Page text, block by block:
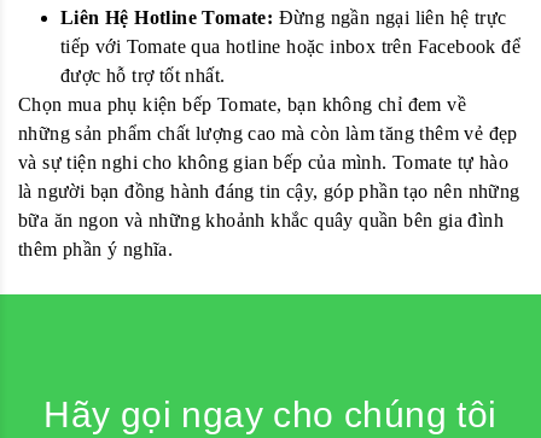
Liên Hệ Hotline Tomate: Đừng ngần ngại liên hệ trực
tiếp với Tomate qua hotline hoặc inbox trên Facebook để
được hỗ trợ tốt nhất.
Chọn mua phụ kiện bếp Tomate, bạn không chỉ đem về
những sản phẩm chất lượng cao mà còn làm tăng thêm vẻ đẹp
và sự tiện nghi cho không gian bếp của mình. Tomate tự hào
là người bạn đồng hành đáng tin cậy, góp phần tạo nên những
bữa ăn ngon và những khoảnh khắc quây quần bên gia đình
thêm phần ý nghĩa.
Hãy gọi ngay cho chúng tôi